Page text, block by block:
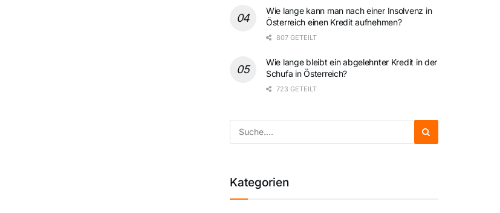
Wie lange kann man nach einer Insolvenz in
Österreich einen Kredit aufnehmen?
807 GETEILT
Wie lange bleibt ein abgelehnter Kredit in der
Schufa in Österreich?
723 GETEILT
Kategorien